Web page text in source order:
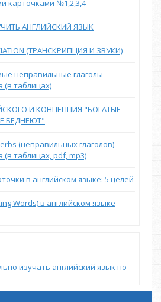
карточками №1,2,3,4
АНГЛИЙСКИЙ ЯЗЫК
(ТРАНСКРИПЦИЯ И ЗВУКИ)
неправильные глаголы
(в таблицах)
И КОНЦЕПЦИЯ "БОГАТЫЕ
БЕДНЕЮТ"
(неправильных глаголов)
(в таблицах, pdf, mp3)
в английском языке: 5 целей
Words) в английском языке
изучать английский язык по